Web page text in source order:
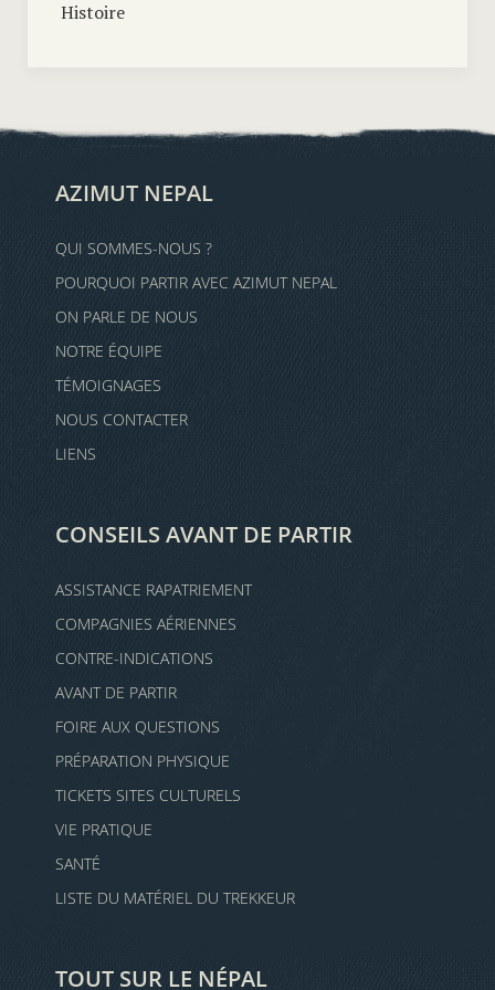
Histoire
AZIMUT NEPAL
QUI SOMMES-NOUS ?
POURQUOI PARTIR AVEC AZIMUT NEPAL
ON PARLE DE NOUS
NOTRE ÉQUIPE
TÉMOIGNAGES
NOUS CONTACTER
LIENS
CONSEILS AVANT DE PARTIR
ASSISTANCE RAPATRIEMENT
COMPAGNIES AÉRIENNES
CONTRE-INDICATIONS
AVANT DE PARTIR
FOIRE AUX QUESTIONS
PRÉPARATION PHYSIQUE
TICKETS SITES CULTURELS
VIE PRATIQUE
SANTÉ
LISTE DU MATÉRIEL DU TREKKEUR
TOUT SUR LE NÉPAL